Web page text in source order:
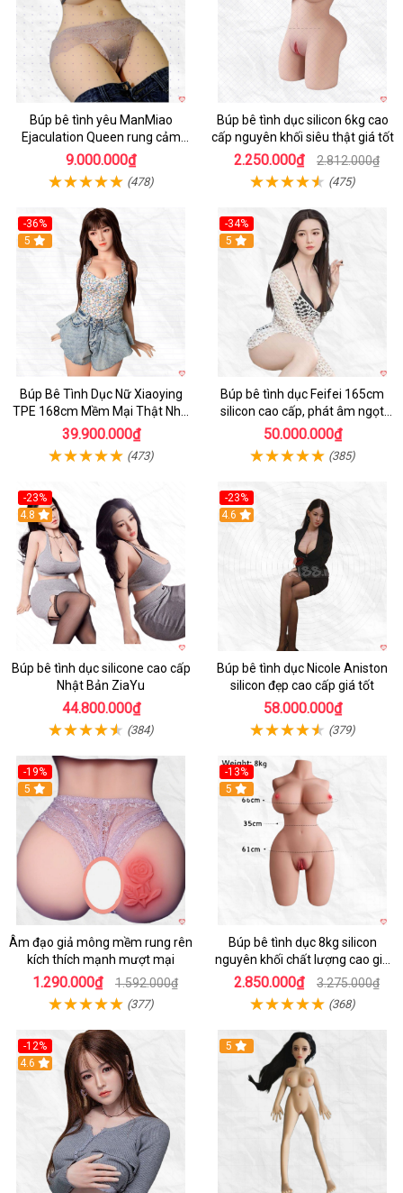
Búp bê tình yêu ManMiao
Ejaculation Queen rung cảm
biến sưởi ấm phun nước thông
9.000.000₫
(478)
Búp bê tình dục silicon 6kg cao
cấp nguyên khối siêu thật giá tốt
2.250.000₫ 2.812.000₫
(475)
-36%
Hot
5
Búp Bê Tình Dục Nữ Xiaoying
TPE 168cm Mềm Mại Thật Như
Người Chơi
39.900.000₫
(473)
-34%
5
Búp bê tình dục Feifei 165cm
silicon cao cấp, phát âm ngọt
ngào, chân thực
50.000.000₫
(385)
-23%
4.8
Búp bê tình dục silicone cao cấp
Nhật Bản ZiaYu
44.800.000₫
(384)
-23%
4.6
Búp bê tình dục Nicole Aniston
silicon đẹp cao cấp giá tốt
58.000.000₫
(379)
-19%
Hot
5
Âm đạo giả mông mềm rung rên
kích thích mạnh mượt mại
1.290.000₫ 1.592.000₫
(377)
-13%
5
Búp bê tình dục 8kg silicon
nguyên khối chất lượng cao giá
tốt
2.850.000₫ 3.275.000₫
(368)
-12%
Hot
4.6
5